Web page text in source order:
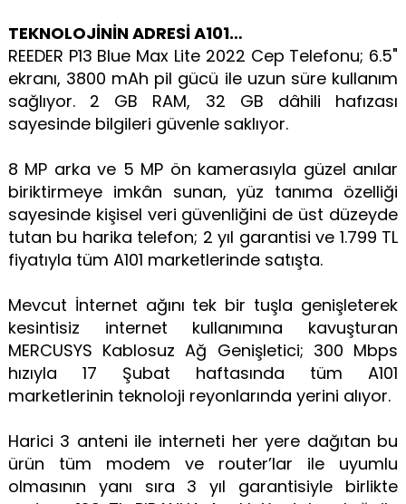
TEKNOLOJİNİN ADRESİ A101…
REEDER P13 Blue Max Lite 2022 Cep Telefonu; 6.5"
ekranı, 3800 mAh pil gücü ile uzun süre kullanım
sağlıyor. 2 GB RAM, 32 GB dâhili hafızası
sayesinde bilgileri güvenle saklıyor.
8 MP arka ve 5 MP ön kamerasıyla güzel anılar
biriktirmeye imkân sunan, yüz tanıma özelliği
sayesinde kişisel veri güvenliğini de üst düzeyde
tutan bu harika telefon; 2 yıl garantisi ve 1.799 TL
fiyatıyla tüm A101 marketlerinde satışta.
Mevcut İnternet ağını tek bir tuşla genişleterek
kesintisiz internet kullanımına kavuşturan
MERCUSYS Kablosuz Ağ Genişletici; 300 Mbps
hızıyla 17 Şubat haftasında tüm A101
marketlerinin teknoloji reyonlarında yerini alıyor.
Harici 3 anteni ile interneti her yere dağıtan bu
ürün tüm modem ve router’lar ile uyumlu
olmasının yanı sıra 3 yıl garantisiyle birlikte